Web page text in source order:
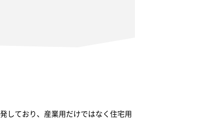
しており、産業用だけではなく住宅用